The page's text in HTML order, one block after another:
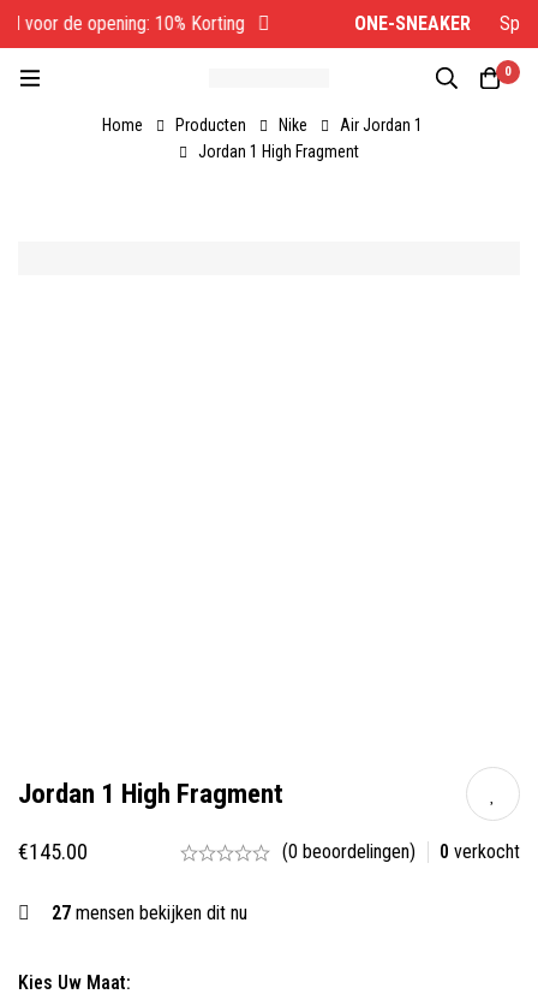
voor de opening: 10% Korting ONE-SNEAKER
0
Home Producten Nike
Air Jordan 1
Jordan 1 High Fragment
Jordan 1 High Fragment
€145.00 (0 beoordelingen) 0 verkocht
27 mensen bekijken dit nu
Kies Uw Maat: